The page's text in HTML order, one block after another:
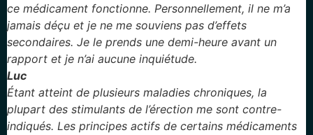
ce médicament fonctionne. Personnellement, il ne m’a
jamais déçu et je ne me souviens pas d’effets
secondaires. Je le prends une demi-heure avant un
rapport et je n’ai aucune inquiétude.
Luc
Étant atteint de plusieurs maladies chroniques, la
plupart des stimulants de l’érection me sont contre-
indiqués. Les principes actifs de certains médicaments